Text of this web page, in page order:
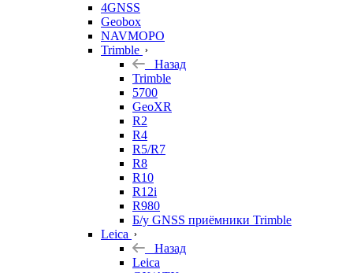
4GNSS
Geobox
NAVMOPO
Trimble
Назад
Trimble
5700
GeoXR
R2
R4
R5/R7
R8
R10
R12i
R980
Б/у GNSS приёмники Trimble
Leica
Назад
Leica